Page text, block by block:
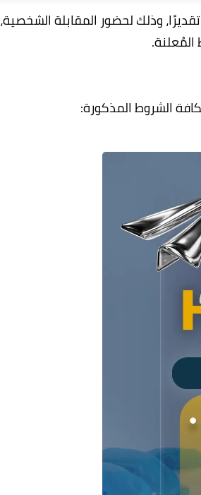
وذلك لحضور المقابلة الشخصية،
الشروط المذكورة: